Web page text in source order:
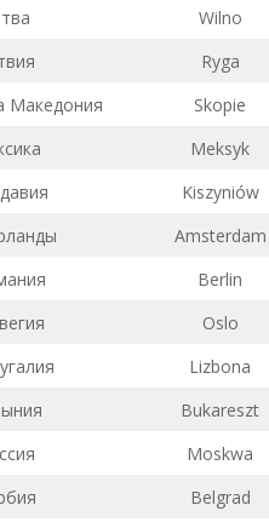
Wilno
Ryga
Македония Skopie
Meksyk
Kiszyniów
Amsterdam
Berlin
Oslo
Lizbona
Bukareszt
Moskwa
Belgrad